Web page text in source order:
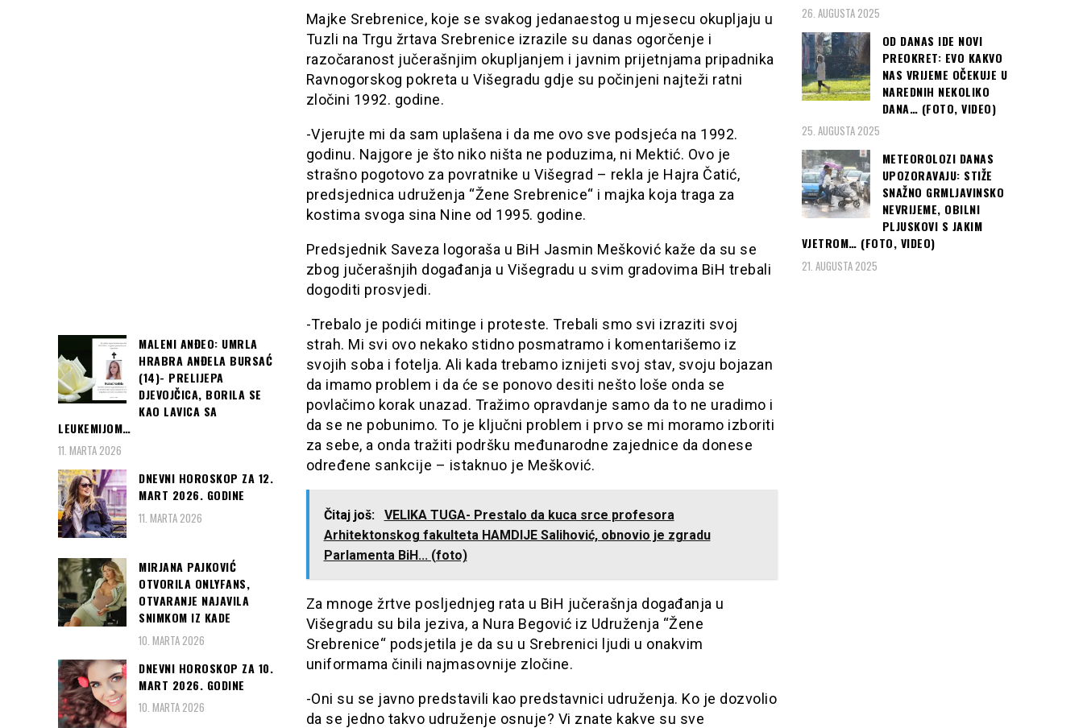
Majke Srebrenice, koje se svakog jedanaestog u mjesecu okupljaju u
Tuzli na Trgu žrtava Srebrenice izrazile su danas ogorčenje i
razočaranost jučerašnjim okupljanjem i javnim prijetnjama pripadnika
Ravnogorskog pokreta u Višegradu gdje su počinjeni najteži ratni
zločini 1992. godine.
-Vjerujte mi da sam uplašena i da me ovo sve podsjeća na 1992.
godinu. Najgore je što niko ništa ne poduzima, ni Mektić. Ovo je
strašno pogotovo za povratnike u Višegrad – rekla je Hajra Čatić,
predsjednica udruženja “Žene Srebrenice“ i majka koja traga za
kostima svoga sina Nine od 1995. godine.
Predsjednik Saveza logoraša u BiH Jasmin Mešković kaže da su se
zbog jučerašnjih događanja u Višegradu u svim gradovima BiH trebali
dogoditi prosvjedi.
-Trebalo je podići mitinge i proteste. Trebali smo svi izraziti svoj
strah. Mi svi ovo nekako stidno posmatramo i komentarišemo iz
svojih soba i fotelja. Ali kada trebamo iznijeti svoj stav, svoju bojazan
da imamo problem i da će se ponovo desiti nešto loše onda se
povlačimo korak unazad. Tražimo opravdanje samo da to ne uradimo i
da se ne pobunimo. To je ključni problem i prvo se mi moramo izboriti
za sebe, a onda tražiti podršku međunarodne zajednice da donese
određene sankcije – istaknuo je Mešković.
Čitaj još:
VELIKA TUGA- Prestalo da kuca srce profesora
Arhitektonskog fakulteta HAMDIJE Salihović, obnovio je zgradu
Parlamenta BiH... (foto)
Za mnoge žrtve posljednjeg rata u BiH jučerašnja događanja u
Višegradu su bila jeziva, a Nura Begović iz Udruženja “Žene
Srebrenice“ podsjetila je da su u Srebrenici ljudi u onakvim
uniformama činili najmasovnije zločine.
-Oni su se javno predstavili kao predstavnici udruženja. Ko je dozvolio
da se jedno takvo udruženje osnuje? Vi znate kakve su sve
MALENI ANĐEO: UMRLA
HRABRA ANĐELA BURSAĆ
(14)- PRELIJEPA
DJEVOJČICA, BORILA SE
KAO LAVICA SA
LEUKEMIJOM…
11. MARTA 2026
DNEVNI HOROSKOP ZA 12.
MART 2026. GODINE
11. MARTA 2026
MIRJANA PAJKOVIĆ
OTVORILA ONLYFANS,
OTVARANJE NAJAVILA
SNIMKOM IZ KADE
10. MARTA 2026
DNEVNI HOROSKOP ZA 10.
MART 2026. GODINE
10. MARTA 2026
26. AUGUSTA 2025
OD DANAS IDE NOVI
PREOKRET: EVO KAKVO
NAS VRIJEME OČEKUJE U
NAREDNIH NEKOLIKO
DANA… (FOTO, VIDEO)
25. AUGUSTA 2025
METEOROLOZI DANAS
UPOZORAVAJU: STIŽE
SNAŽNO GRMLJAVINSKO
NEVRIJEME, OBILNI
PLJUSKOVI S JAKIM
VJETROM… (FOTO, VIDEO)
21. AUGUSTA 2025